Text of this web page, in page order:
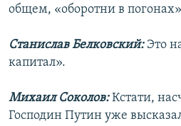
общем, «оборотни в
Станислав Белковский:Это
капитал».
Михаил Соколов:Кстати,
Господин Путин уже